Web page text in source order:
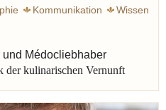
Kommunikation
Wissen
Wolfgang
Kaffee Käse
Geist
Rotwein
Königsberg
Médocliebhaber
der kulinarischen Vernunft